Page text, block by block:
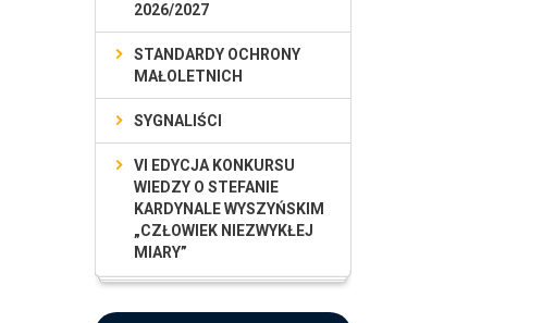
2026/2027
STANDARDY OCHRONY
MAŁOLETNICH
SYGNALIŚCI
VI EDYCJA KONKURSU
WIEDZY O STEFANIE
KARDYNALE WYSZYŃSKIM
„CZŁOWIEK NIEZWYKŁEJ
MIARY”